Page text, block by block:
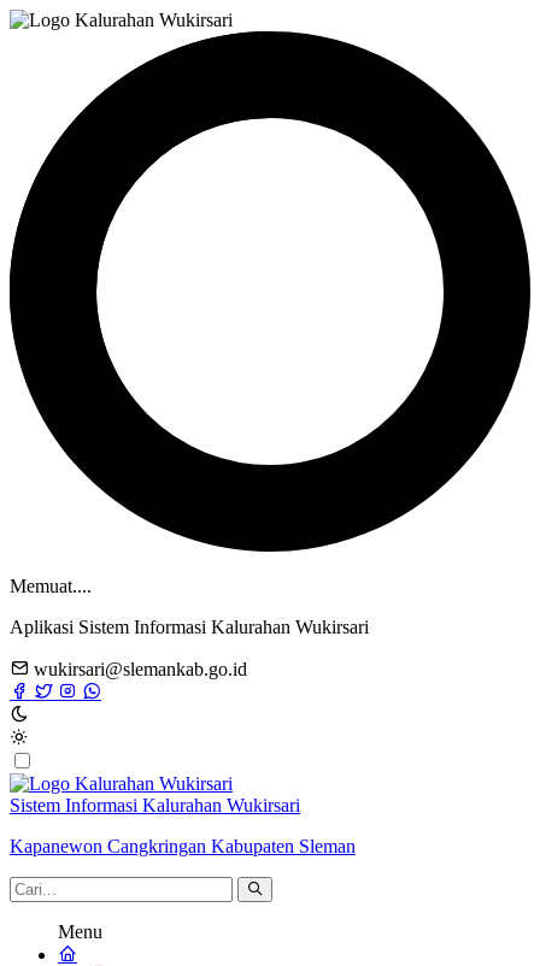
Memuat....
Aplikasi Sistem Informasi Kalurahan Wukirsari
wukirsari@slemankab.go.id
Sistem Informasi Kalurahan Wukirsari
Kapanewon Cangkringan Kabupaten Sleman
Menu